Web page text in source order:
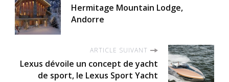
Hermitage Mountain Lodge,
Andorre
ARTICLE SUIVANT
Lexus dévoile un concept de yacht
de sport, le Lexus Sport Yacht